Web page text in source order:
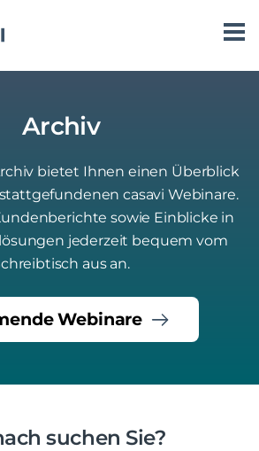
Archiv
bietet Ihnen einen Überblick
casavi Webinare.
sowie Einblicke in
jederzeit bequem vom
aus an.
Webinare
suchen Sie?